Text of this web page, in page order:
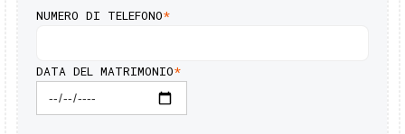
NUMERO DI TELEFONO*
DATA DEL MATRIMONIO*